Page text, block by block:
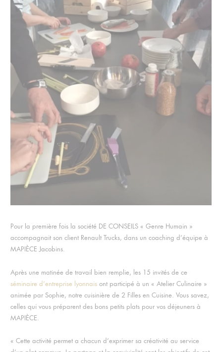
Pour la première fois la société DE CONSEILS « Genre Humain »
accompagnait son client Renault Trucks, dans un coaching d’équipe à
MAPIÈCE Jacobins.
Après une matinée de travail bien remplie, les 15 invités de ce
séminaire d’entreprise lyonnais ont participé à un « Atelier Culinaire »
animée par Sophie, notre cuisinière de 2 Filles en Cuisine. Vous savez,
celles qui vous préparent des bons petits plats pour vos déjeuners à
MAPIÈCE.
« Cette activité permet a chacun d’exprimer sa créativité au service